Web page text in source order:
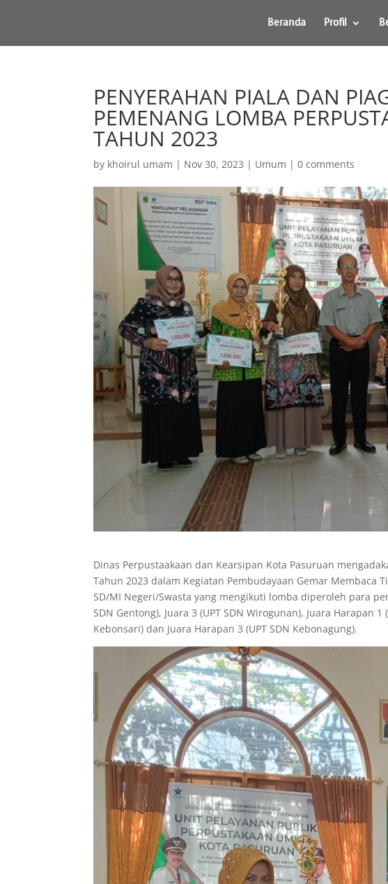
Beranda Profil
PENYERAHAN PIALA DAN
PEMENANG LOMBA
TAHUN 2023
by khoirul umam | Nov 30, 2023 | Umum |0 comments
Dinas Perpustaakaan dan Kearsipan Kota Pasuruan
Tahun 2023 dalam Kegiatan Pembudayaan Gemar Membaca
SD/MI Negeri/Swasta yang mengikuti lomba diperoleh para
SDN Gentong), Juara 3 (UPT SDN Wirogunan), Juara Harapan
Kebonsari) dan Juara Harapan 3 (UPT SDN Kebonagung).